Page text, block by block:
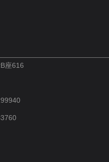
座616